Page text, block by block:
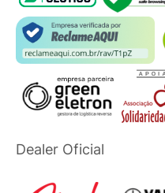
Dealer Oficial